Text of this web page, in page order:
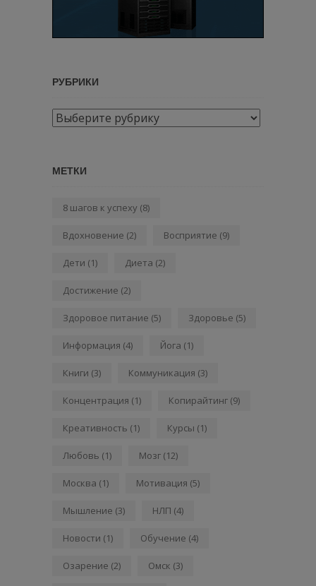
РУБРИКИ
Рубрики
МЕТКИ
8 шагов к успеху (8)
Вдохновение (2) Восприятие (9)
Дети (1) Диета (2)
Достижение (2)
Здоровое питание (5) Здоровье (5)
Информация (4) Йога (1)
Книги (3) Коммуникация (3)
Концентрация (1) Копирайтинг (9)
Креативность (1) Курсы (1)
Любовь (1) Мозг (12)
Москва (1) Мотивация (5)
Мышление (3) НЛП (4)
Новости (1) Обучение (4)
Озарение (2) Омск (3)